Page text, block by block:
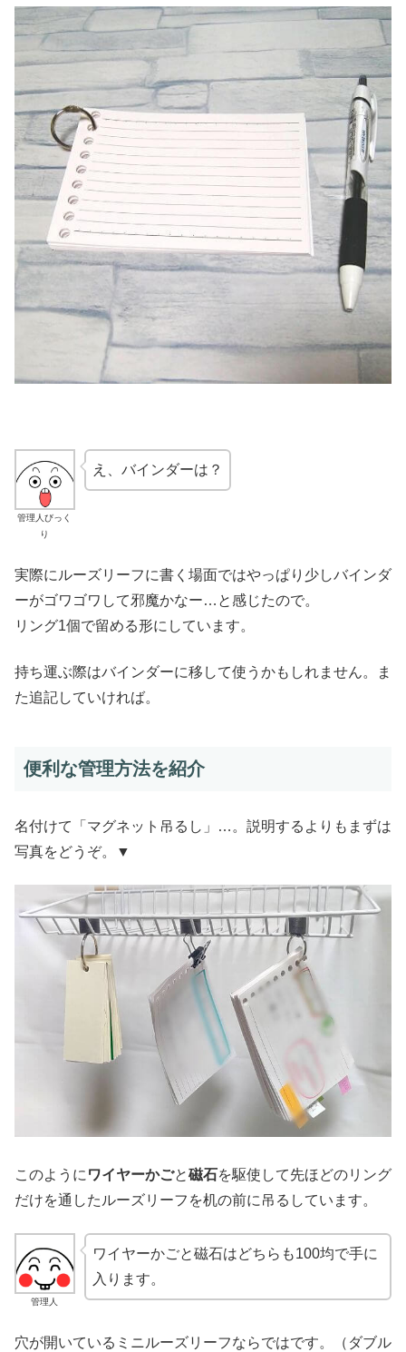
管理人びっく
り
え、バインダーは？
実際にルーズリーフに書く場面ではやっぱり少しバインダ
ーがゴワゴワして邪魔かなー…と感じたので。
リング1個で留める形にしています。
持ち運ぶ際はバインダーに移して使うかもしれません。ま
た追記していければ。
便利な管理方法を紹介
名付けて「マグネット吊るし」…。説明するよりもまずは
写真をどうぞ。▼
このように ワイヤーかごと磁石を駆使して先ほどのリング
だけを通したルーズリーフを机の前に吊るしています。
管理人
ワイヤーかごと磁石はどちらも100均で手に
入ります。
穴が開いているミニルーズリーフならではです。（ダブル